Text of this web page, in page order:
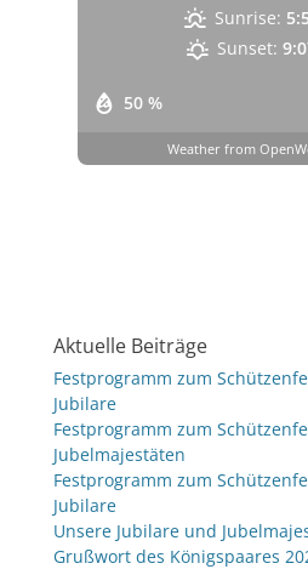
50 %
Sunrise:
Sunset:
Weather from
Aktuelle Beiträge
Festprogramm zum
Jubilare
Festprogramm zum
Jubelmajestäten
Festprogramm zum
Jubilare
Unsere Jubilare und
Grußwort des Königspaares